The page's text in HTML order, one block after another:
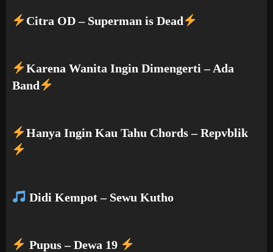
Citra OD – Superman is Dead
Karena Wanita Ingin Dimengerti – Ada
Band
Hanya Ingin Kau Tahu Chords – Repvblik
Didi Kempot – Sewu Kutho
Pupus – Dewa 19